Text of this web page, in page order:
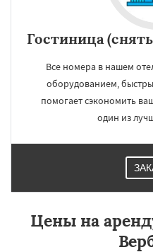
Гостиница
Все номера в нашем
оборудованием,
помогает сэкономить
один из
Цены на